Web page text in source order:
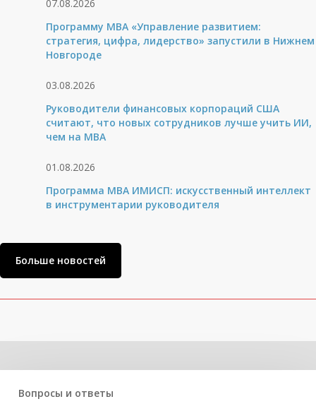
07.08.2026
Программу MBA «Управление развитием:
стратегия, цифра, лидерство» запустили в Нижнем
Новгороде
03.08.2026
Руководители финансовых корпораций США
считают, что новых сотрудников лучше учить ИИ,
чем на МВА
01.08.2026
Программа MBA ИМИСП: искусственный интеллект
в инструментарии руководителя
Больше новостей
Вопросы и ответы